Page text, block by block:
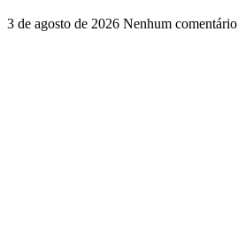
3 de agosto de 2026 Nenhum comentário